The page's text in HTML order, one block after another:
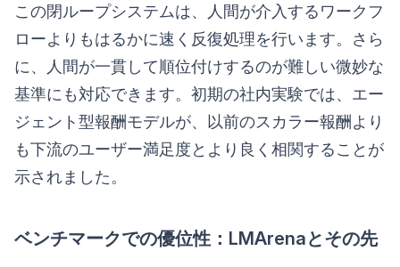
この閉ループシステムは、人間が介入するワークフ
ローよりもはるかに速く反復処理を行います。さら
に、人間が一貫して順位付けするのが難しい微妙な
基準にも対応できます。初期の社内実験では、エー
ジェント型報酬モデルが、以前のスカラー報酬より
も下流のユーザー満足度とより良く相関することが
示されました。
ベンチマークでの優位性：LMArenaとその先